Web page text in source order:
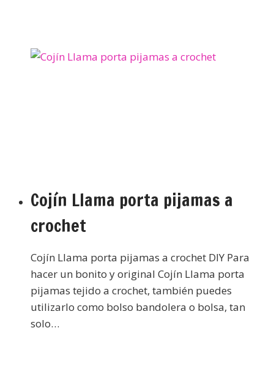
Cojín Llama porta pijamas a
crochet
Cojín Llama porta pijamas a crochet DIY Para
hacer un bonito y original Cojín Llama porta
pijamas tejido a crochet, también puedes
utilizarlo como bolso bandolera o bolsa, tan
solo…